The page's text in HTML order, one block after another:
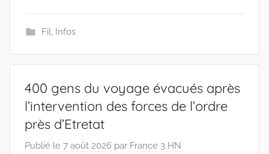
Fil, Infos
400 gens du voyage évacués après
l’intervention des forces de l’ordre
près d’Etretat
Publié le 7 août 2026 par France 3 HN